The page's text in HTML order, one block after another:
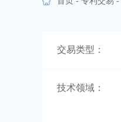
交易类型：
技术领域：